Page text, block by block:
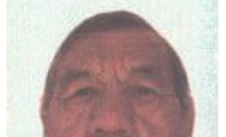
История здравоохранения Узбекистана
Периодические издания
Медики Узбекистана
Фотогалерея